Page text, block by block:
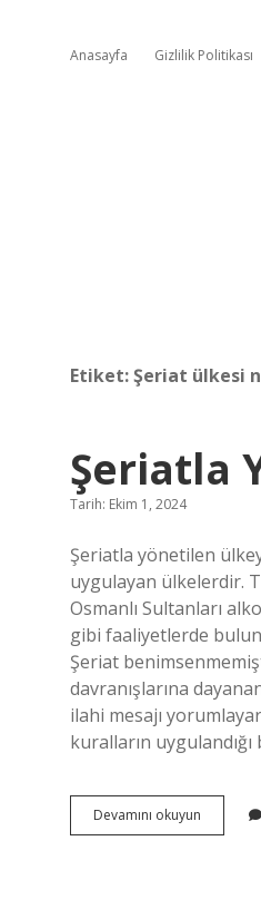
Anasayfa Gizlilik Politikası
Etiket:Şeriat ülkesi
Şeriatla
Tarih: Ekim 1, 2024
Şeriatla yönetilen
uygulayan ülkelerdir.
Osmanlı Sultanları
gibi faaliyetlerde
Şeriat
davranışlarına
ilahi mesajı
kuralların
Devamını okuyun